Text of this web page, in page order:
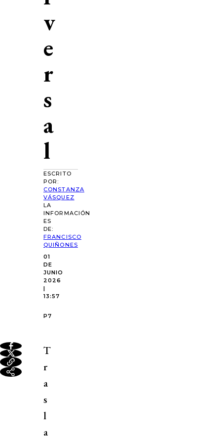
v
e
r
s
a
l
ESCRITO
POR:
CONSTANZA
VÁSQUEZ
LA
INFORMACIÓN
ES
DE:
FRANCISCO
QUIÑONES
01
DE
JUNIO
2026
|
13:57
P7
T
r
a
s
l
a